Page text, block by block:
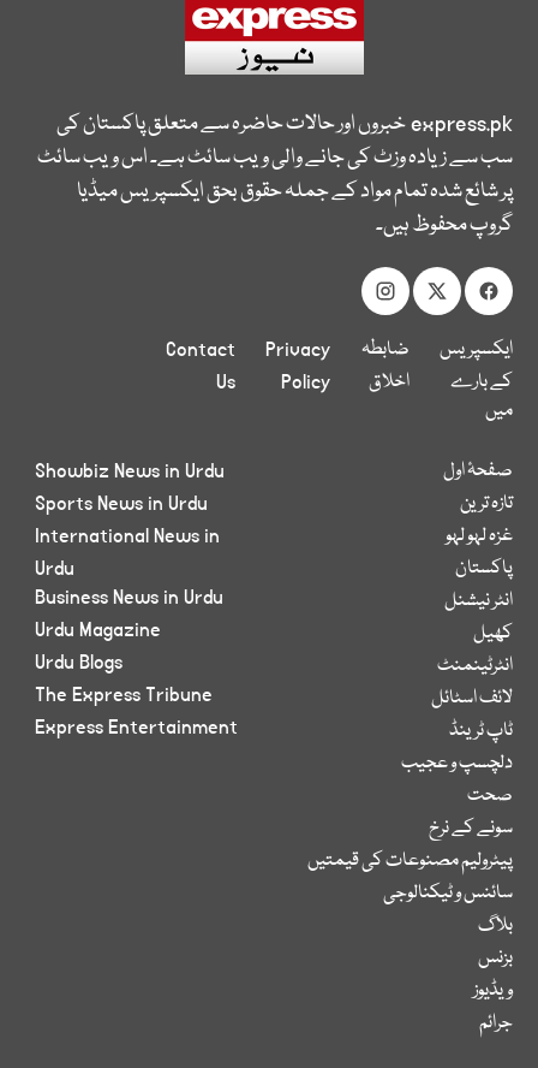
express.pkخبروں اور حالات حاضرہ سے متعلق پاکستان کی
سب سے زیادہ وزٹ کی جانے والی ویب سائٹ ہے۔ اس ویب سائٹ
پر شائع شدہ تمام مواد کے جملہ حقوق بحق ایکسپریس میڈیا
گروپ محفوظ ہیں۔
ایکسپریس
کے بارے
میں
ضابطہ
اخلاق
Privacy
Policy
Contact
Us
صفحۂ اول
تازہ ترین
غزہ لہو لہو
پاکستان
انٹر نیشنل
کھیل
انٹرٹینمنٹ
لائف اسٹائل
ٹاپ ٹرینڈ
دلچسپ و عجیب
صحت
سونے کے نرخ
پیٹرولیم مصنوعات کی قیمتیں
سائنس و ٹیکنالوجی
بلاگ
بزنس
ویڈیوز
جرائم
Showbiz News in Urdu
Sports News in Urdu
International News in
Urdu
Business News in Urdu
Urdu Magazine
Urdu Blogs
The Express Tribune
Express Entertainment